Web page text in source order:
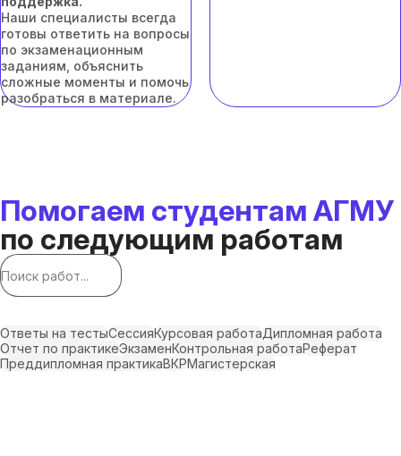
Наши специалисты всегда
готовы ответить на вопросы
по экзаменационным
заданиям, объяснить
сложные моменты и помочь
разобраться в материале.
Помогаем студентам АГМУ
по следующим работам
Ответы на тестыСессияКурсовая работаДипломная работа
Отчет по практикеЭкзаменКонтрольная работаРеферат
Преддипломная практикаВКРМагистерская